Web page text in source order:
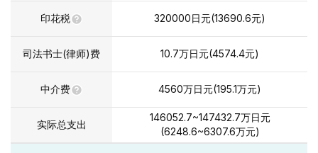
印花税 320000日元(13690.6元)
司法书士(律师)费 10.7万日元(4574.4元)
中介费 4560万日元(195.1万元)
实际总支出
146052.7~147432.7万日元
(6248.6~6307.6万元)